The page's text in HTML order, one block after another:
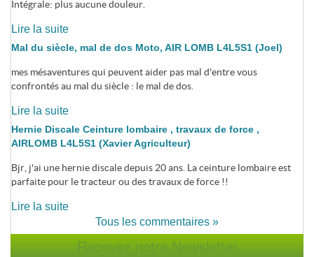
Intégrale: plus aucune douleur.
Lire la suite
Mal du siècle, mal de dos Moto, AIR LOMB L4L5S1 (Joel)
mes mésaventures qui peuvent aider pas mal d'entre vous
confrontés au mal du siècle : le mal de dos.
Lire la suite
Hernie Discale Ceinture lombaire , travaux de force ,
AIRLOMB L4L5S1 (Xavier Agriculteur)
Bjr, j'ai une hernie discale depuis 20 ans. La ceinture lombaire est
parfaite pour le tracteur ou des travaux de force !!
Lire la suite
Tous les commentaires »
Recevez notre Newsletter